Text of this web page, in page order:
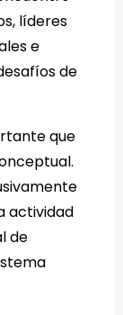
líderes
e
de
que
actividad
de